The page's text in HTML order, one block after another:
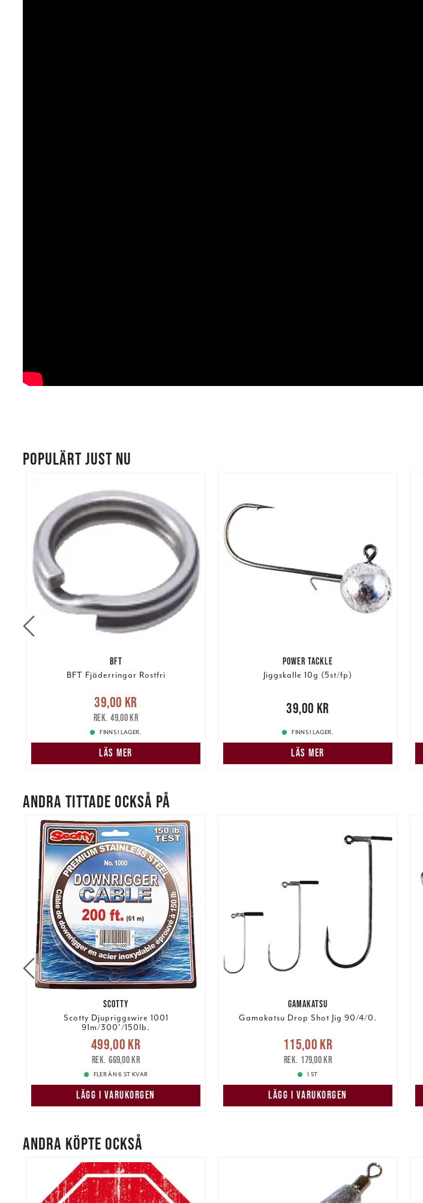
POPULÄRT JUST NU
BFT
BFT Fjäderringar Rostfri
Nuvarande pris :39,00 kr
pris: 49,00 kr
39,00 kr
49,00 kr
FINNS I LAGER.
LÄS MER
POWER TACKLE
Jiggskalle 10g (5st/fp)
39,00 kr39,00 kr
FINNS I LAGER.
LÄS MER
ANDRA TITTADE OCKSÅ PÅ
SCOTTY
Scotty Djupriggswire 1001
91m/300'/150lb.
Nuvarande pris
Tidigare pris
499,00 kr
669,00 kr
FLER ÄN 6 ST KVAR
LÄGG I VARUKORGEN
GAMAKATSU
Gamakatsu Drop Shot Jig 90/4/0.
Nuvarande pris
Tidigare pris
115,00 kr
179,00 kr
1 ST
LÄGG I VARUKORGEN
ANDRA KÖPTE OCKSÅ